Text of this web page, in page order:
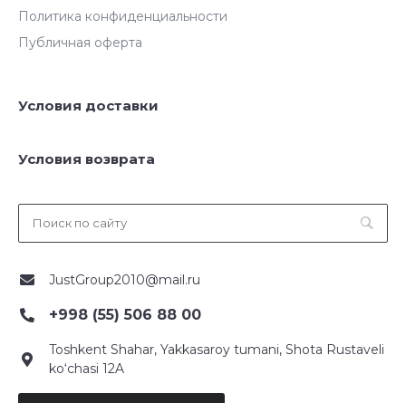
Политика конфиденциальности
Публичная оферта
Условия доставки
Условия возврата
JustGroup2010@mail.ru
+998 (55) 506 88 00
Toshkent Shahar, Yakkasaroy tumani, Shota Rustaveli
ko‘chasi 12A